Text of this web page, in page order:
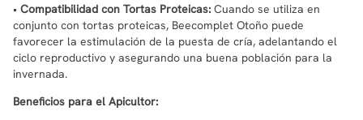
• Compatibilidad con Tortas Proteicas: Cuando se utiliza en
conjunto con tortas proteicas, Beecomplet Otoño puede
favorecer la estimulación de la puesta de cría, adelantando el
ciclo reproductivo y asegurando una buena población para la
invernada.
Beneficios para el Apicultor: